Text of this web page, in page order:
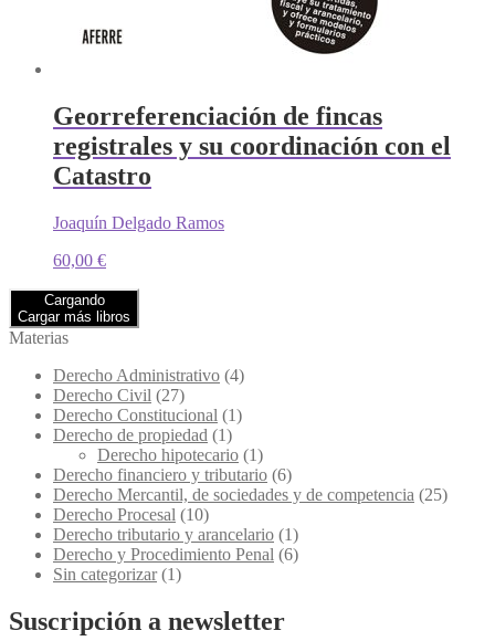
Georreferenciación de fincas
registrales y su coordinación con el
Catastro
Joaquín Delgado Ramos
60,00 €
Cargando
Cargar más libros
Materias
Derecho Administrativo (4)
Derecho Civil (27)
Derecho Constitucional (1)
Derecho de propiedad (1)
Derecho hipotecario (1)
Derecho financiero y tributario (6)
Derecho Mercantil, de sociedades y de competencia (25)
Derecho Procesal (10)
Derecho tributario y arancelario (1)
Derecho y Procedimiento Penal (6)
Sin categorizar (1)
Suscripción a newsletter